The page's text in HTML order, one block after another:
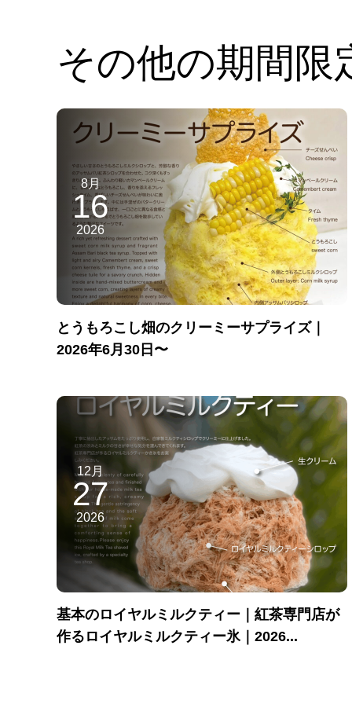
その他の期間
8月
16
2026
とうもろこし畑のクリーミーサプライズ｜
2026年6月30日〜
12月
27
2026
基本のロイヤルミルクティー｜紅茶専門店が
作るロイヤルミルクティー氷｜2026...